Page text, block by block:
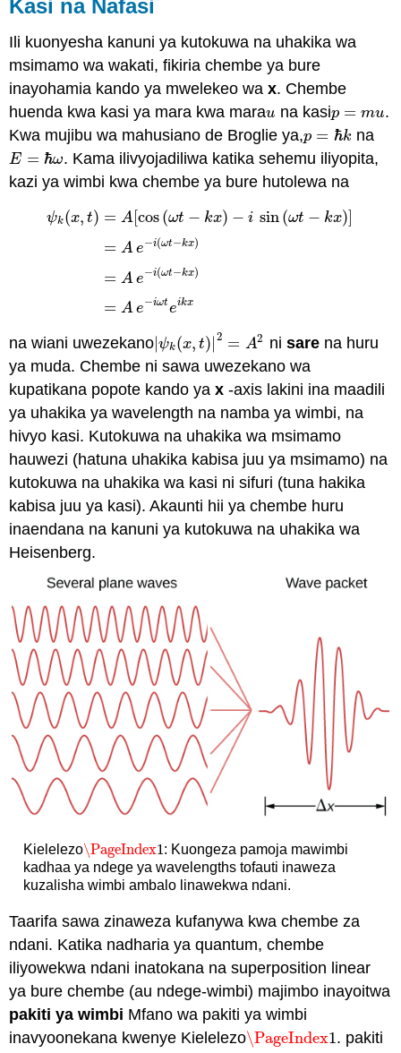
Kasi na Nafasi
Ili kuonyesha kanuni ya kutokuwa na uhakika wa
msimamo wa wakati, fikiria chembe ya bure
inayohamia kando ya mwelekeo wax. Chembe
huenda kwa kasi ya mara kwa marau
u na kasip = mu
p =mu
.
Kwa mujibu wa mahusiano de Broglie ya,p = ℏk
p =ℏ k na
E = ℏω
E=ℏ ω
. Kama ilivyojadiliwa katika sehemu iliyopita,
kazi ya wimbi kwa chembe ya bure hutolewa na
ψk(x, t) = A[cos(ωt − kx) − i sin (ωt − kx)]
= Ae−i(ωt−kx)
= Ae−i(ωt−kx)
= Ae−iωteikx
na wiani uwezekano|ψk(x, t)|2 = A2
|ψk(x, t)| 2=A 2 ni sarena huru
ya muda. Chembe ni sawa uwezekano wa
kupatikana popote kando yax -axis lakini ina maadili
ya uhakika ya wavelength na namba ya wimbi, na
hivyo kasi. Kutokuwa na uhakika wa msimamo
hauwezi (hatuna uhakika kabisa juu ya msimamo) na
kutokuwa na uhakika wa kasi ni sifuri (tuna hakika
kabisa juu ya kasi). Akaunti hii ya chembe huru
inaendana na kanuni ya kutokuwa na uhakika wa
Heisenberg.
Kielelezo\PageIndex1
\PageIndex1: Kuongeza pamoja mawimbi
kadhaa ya ndege ya wavelengths tofauti inaweza
kuzalisha wimbi ambalo linawekwa ndani.
Taarifa sawa zinaweza kufanywa kwa chembe za
ndani. Katika nadharia ya quantum, chembe
iliyowekwa ndani inatokana na superposition linear
ya bure chembe (au ndege-wimbi) majimbo inayoitwa
pakiti ya wimbi Mfano wa pakiti ya wimbi
inavyoonekana kwenye Kielelezo\PageIndex1
\PageIndex1. pakiti